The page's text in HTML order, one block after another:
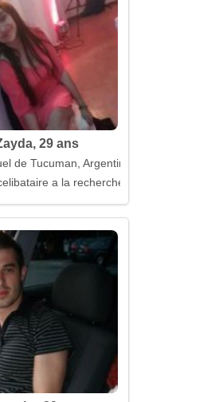
29 ans
de Tucuman, Argentine
a la recherche d'un mari